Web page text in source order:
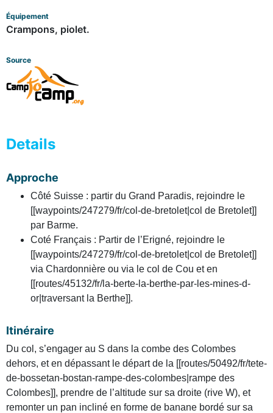
Équipement
Crampons, piolet.
Source
Details
Approche
Côté Suisse : partir du Grand Paradis, rejoindre le
[[waypoints/247279/fr/col-de-bretolet|col de Bretolet]]
par Barme.
Coté Français : Partir de l’Erigné, rejoindre le
[[waypoints/247279/fr/col-de-bretolet|col de Bretolet]]
via Chardonnière ou via le col de Cou et en
[[routes/45132/fr/la-berte-la-berthe-par-les-mines-d-
or|traversant la Berthe]].
Itinéraire
Du col, s’engager au S dans la combe des Colombes
dehors, et en dépassant le départ de la [[routes/50492/fr/tete-
de-bossetan-bostan-rampe-des-colombes|rampe des
Colombes]], prendre de l’altitude sur sa droite (rive W), et
remonter un pan incliné en forme de banane bordé sur sa